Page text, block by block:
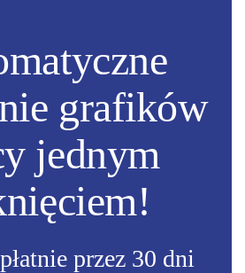
grafików
jednym
przez 30 dni